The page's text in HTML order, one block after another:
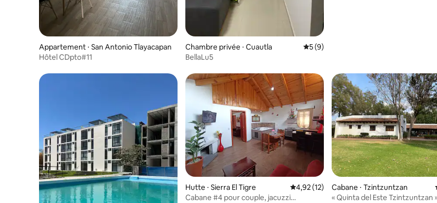
Appartement ⋅ San Antonio Tlayacapan
Hôtel CDpto#11
Chambre privée ⋅ Cuautla Évaluation moyenne sur la base de 9
5 (9)
BellaLu5
Hutte ⋅ Sierra El Tigre Évaluation moyenne sur la base de 12
4,92 (12)
Cabane #4 pour couple, jacuzzi
Cabane ⋅ Tzintzuntzan
« Quinta del Este Tzintzuntzan